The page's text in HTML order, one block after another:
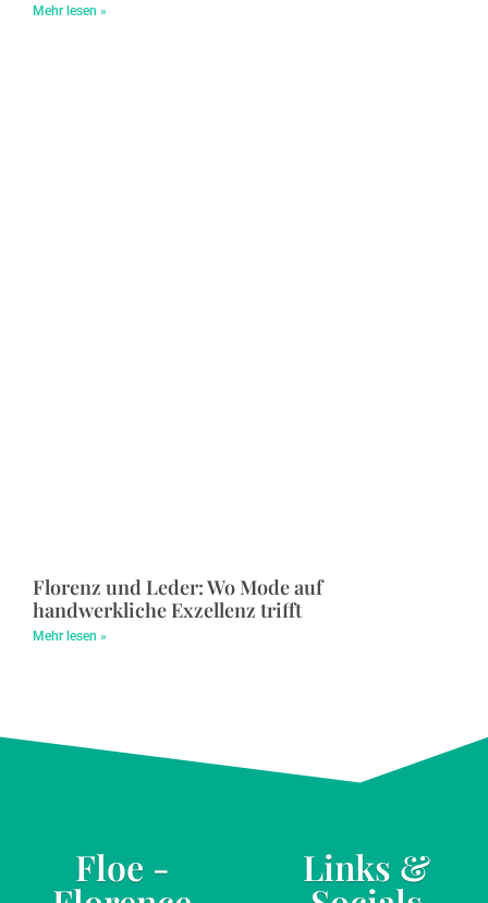
Mehr lesen »
Florenz und Leder: Wo Mode auf
handwerkliche Exzellenz trifft
Mehr lesen »
Floe - Links &